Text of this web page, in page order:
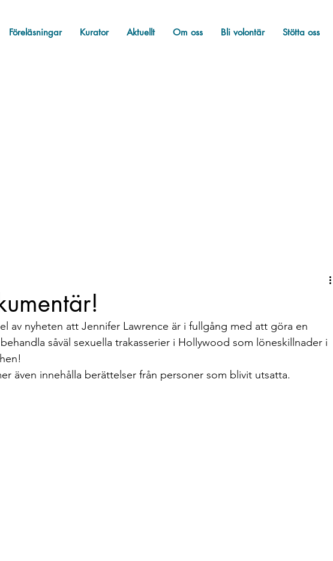
Föreläsningar Kurator Aktuellt Om oss Bli volontär Stötta oss
Mathilda tipsar om böcker!
av nyheten att Jennifer Lawrence är i fullgång med att göra en
såväl sexuella trakasserier i Hollywood som löneskillnader i
även innehålla berättelser från personer som blivit utsatta.